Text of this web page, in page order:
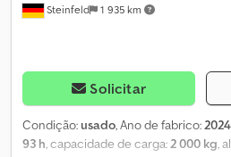
Steinfeld 1 935 km
Solicitar
Condição:usado, Ano de fabrico:2024
93 h, capacidade de carga:2 000 kg,